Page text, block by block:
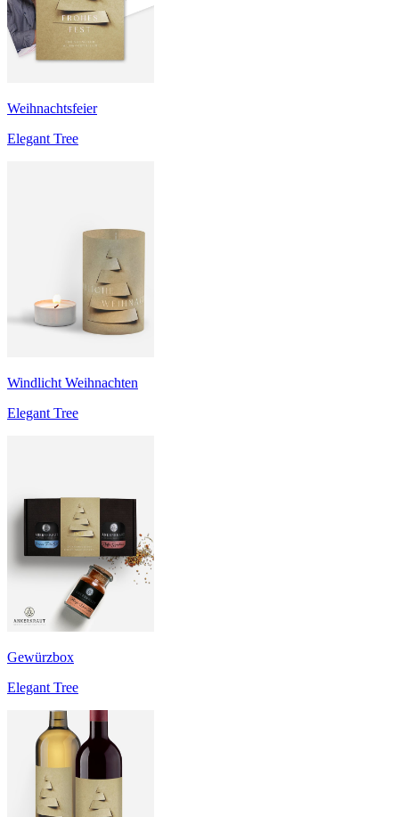
Weihnachtsfeier
Elegant Tree
Windlicht Weihnachten
Elegant Tree
Gewürzbox
Elegant Tree